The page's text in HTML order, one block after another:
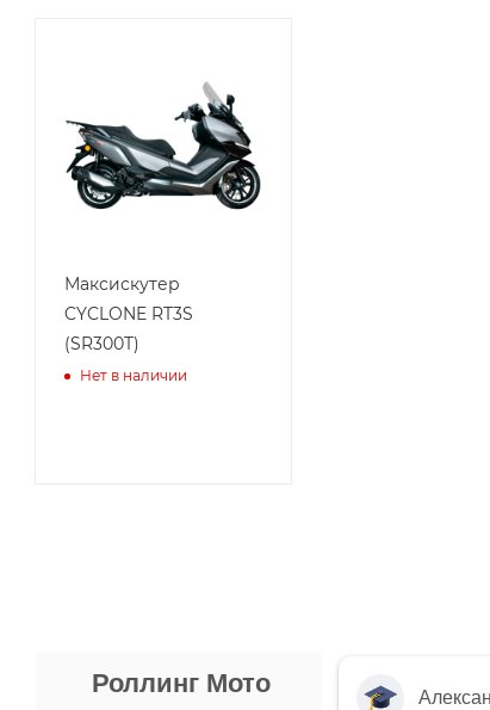
Максискутер
CYCLONE RT3S
(SR300T)
Нет в наличии
Роллинг Мото